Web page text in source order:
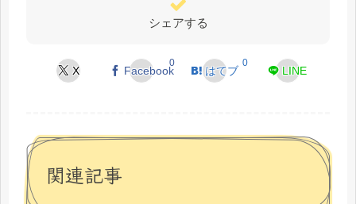
シェアする
X Facebook
0
はてブ
0
LINE
関連記事